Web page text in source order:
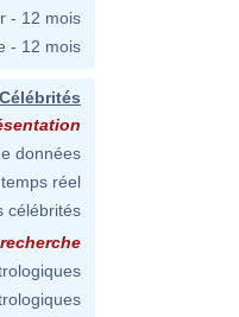
- 12 mois
- 12 mois
données
réel
célébrités